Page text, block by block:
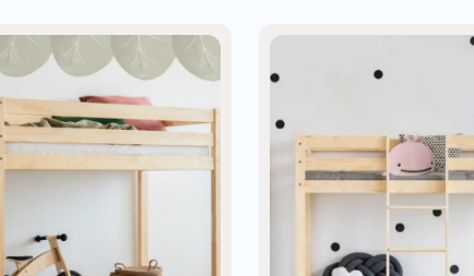
Den
produkten
flera
varianter.